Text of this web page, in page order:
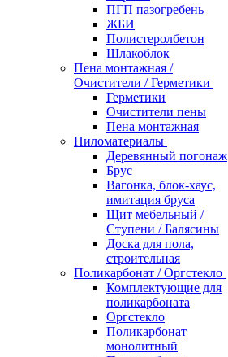
ПГП пазогребень
ЖБИ
Полистеролбетон
Шлакоблок
Пена монтажная /
Очистители / Герметики
Герметики
Очистители пены
Пена монтажная
Пиломатериалы
Деревянный погонаж
Брус
Вагонка, блок-хаус,
имитация бруса
Щит мебельный /
Ступени / Балясины
Доска для пола,
строительная
Поликарбонат / Оргстекло
Комплектующие для
поликарбоната
Оргстекло
Поликарбонат
монолитный